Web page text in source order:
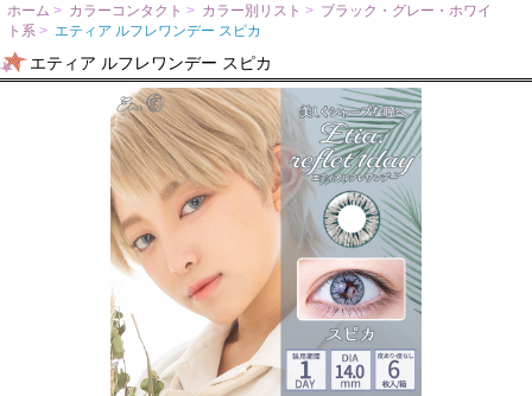
ホーム > カラーコンタクト > カラー別リスト > ブラック・グレー・ホワイ
ト系 > エティア ルフレワンデー スピカ
エティア ルフレワンデー スピカ